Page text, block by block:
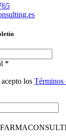
*
los Términos